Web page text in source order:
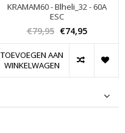
KRAMAM60 - Blheli_32 - 60A
ESC
€79,95 €74,95
TOEVOEGEN AAN
WINKELWAGEN